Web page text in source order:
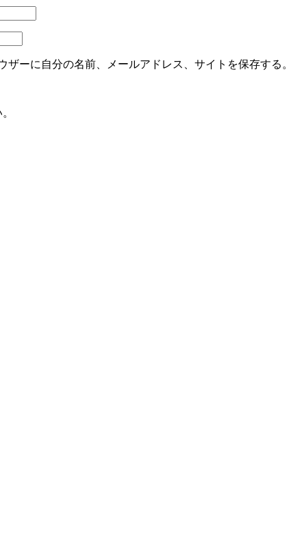
ザーに自分の名前、メールアドレス、サイトを保存する。